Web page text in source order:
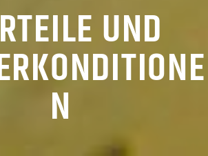
UND
N